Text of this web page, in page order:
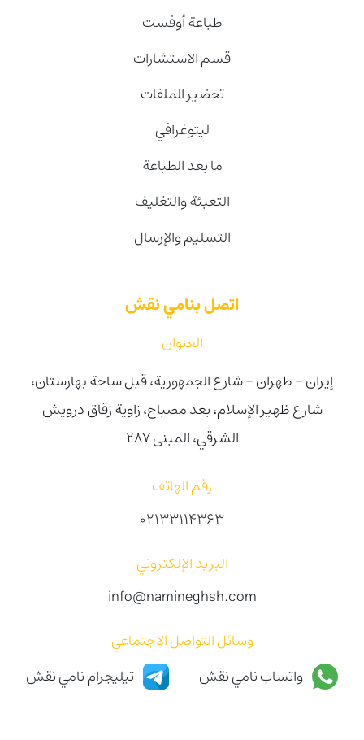
طباعة أوفست
قسم الاستشارات
تحضير الملفات
ليتوغرافي
ما بعد الطباعة
التعبئة والتغليف
التسليم والإرسال
اتصل بنامي نقش
العنوان
إيران - طهران - شارع الجمهورية، قبل ساحة بهارستان،
شارع ظهیر الإسلام، بعد مصباح، زاوية زقاق درويش
الشرقي، المبنى 287
رقم الهاتف
02133114363
البريد الإلكتروني
info@namineghsh.com
وسائل التواصل الاجتماعي
واتساب نامي نقش
تيليجرام نامي نقش